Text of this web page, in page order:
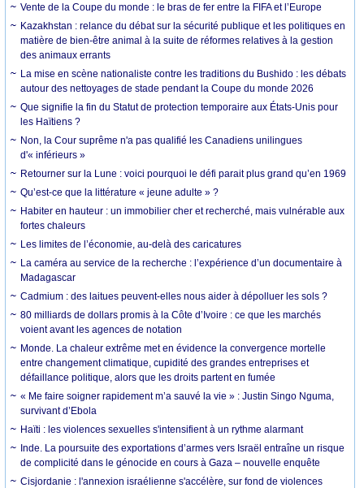
Vente de la Coupe du monde : le bras de fer entre la FIFA et l’Europe
Kazakhstan : relance du débat sur la sécurité publique et les politiques en
matière de bien-être animal à la suite de réformes relatives à la gestion
des animaux errants
La mise en scène nationaliste contre les traditions du Bushido : les débats
autour des nettoyages de stade pendant la Coupe du monde 2026
Que signifie la fin du Statut de protection temporaire aux États-Unis pour
les Haïtiens ?
Non, la Cour suprême n'a pas qualifié les Canadiens unilingues
d'« inférieurs »
Retourner sur la Lune : voici pourquoi le défi parait plus grand qu’en 1969
Qu’est-ce que la littérature « jeune adulte » ?
Habiter en hauteur : un immobilier cher et recherché, mais vulnérable aux
fortes chaleurs
Les limites de l’économie, au-delà des caricatures
La caméra au service de la recherche : l’expérience d’un documentaire à
Madagascar
Cadmium : des laitues peuvent-elles nous aider à dépolluer les sols ?
80 milliards de dollars promis à la Côte d’Ivoire : ce que les marchés
voient avant les agences de notation
Monde. La chaleur extrême met en évidence la convergence mortelle
entre changement climatique, cupidité des grandes entreprises et
défaillance politique, alors que les droits partent en fumée
« Me faire soigner rapidement m’a sauvé la vie » : Justin Singo Nguma,
survivant d’Ebola
Haïti : les violences sexuelles s'intensifient à un rythme alarmant
Inde. La poursuite des exportations d’armes vers Israël entraîne un risque
de complicité dans le génocide en cours à Gaza – nouvelle enquête
Cisjordanie : l'annexion israélienne s'accélère, sur fond de violences